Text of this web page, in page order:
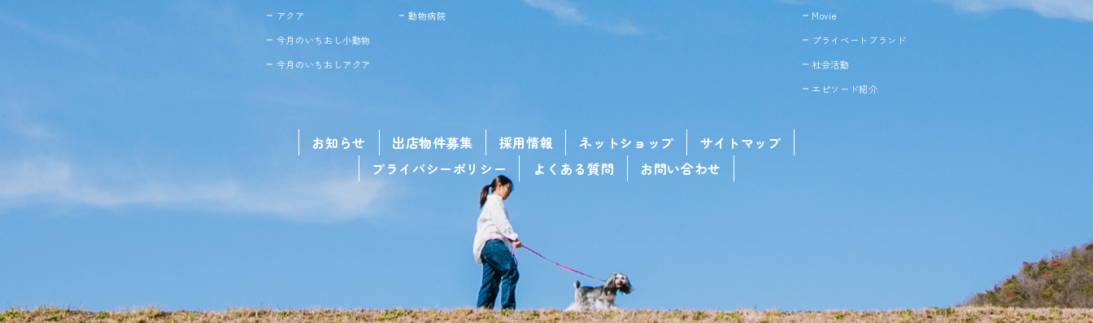
アクア
今月のいちおし小動物
今月のいちおしアクア
動物病院
Movie
プライベートブランド
社会活動
エピソード紹介
お知らせ 出店物件募集 採用情報 ネットショップ
サイトマップ
プライバシーポリシー
よくある質問 お問い合わせ